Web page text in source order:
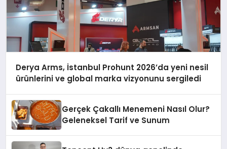
Derya Arms, İstanbul Prohunt 2026’da yeni nesil
ürünlerini ve global marka vizyonunu sergiledi
Gerçek Çakallı Menemeni Nasıl Olur?
Geleneksel Tarif ve Sunum